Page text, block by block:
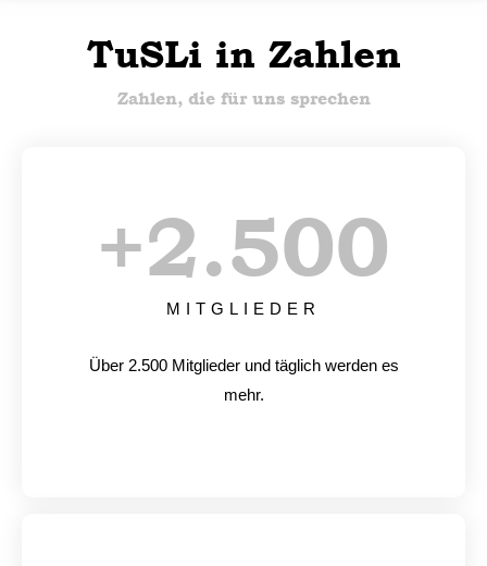
TuSLi in Zahlen
Zahlen, die für uns sprechen
MITGLIEDER
+2.500
Über 2.500 Mitglieder und täglich werden es
mehr.